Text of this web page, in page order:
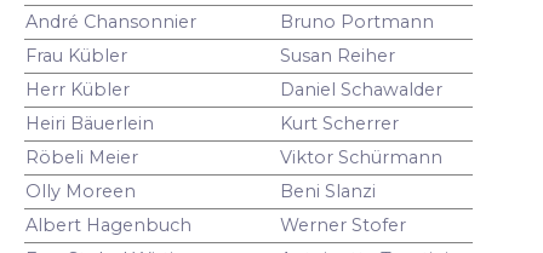
André Chansonnier
Bruno Portmann
Frau Kübler
Susan Reiher
Herr Kübler
Daniel Schawalder
Heiri Bäuerlein
Kurt Scherrer
Röbeli Meier
Viktor Schürmann
Olly Moreen
Beni Slanzi
Albert Hagenbuch
Werner Stofer